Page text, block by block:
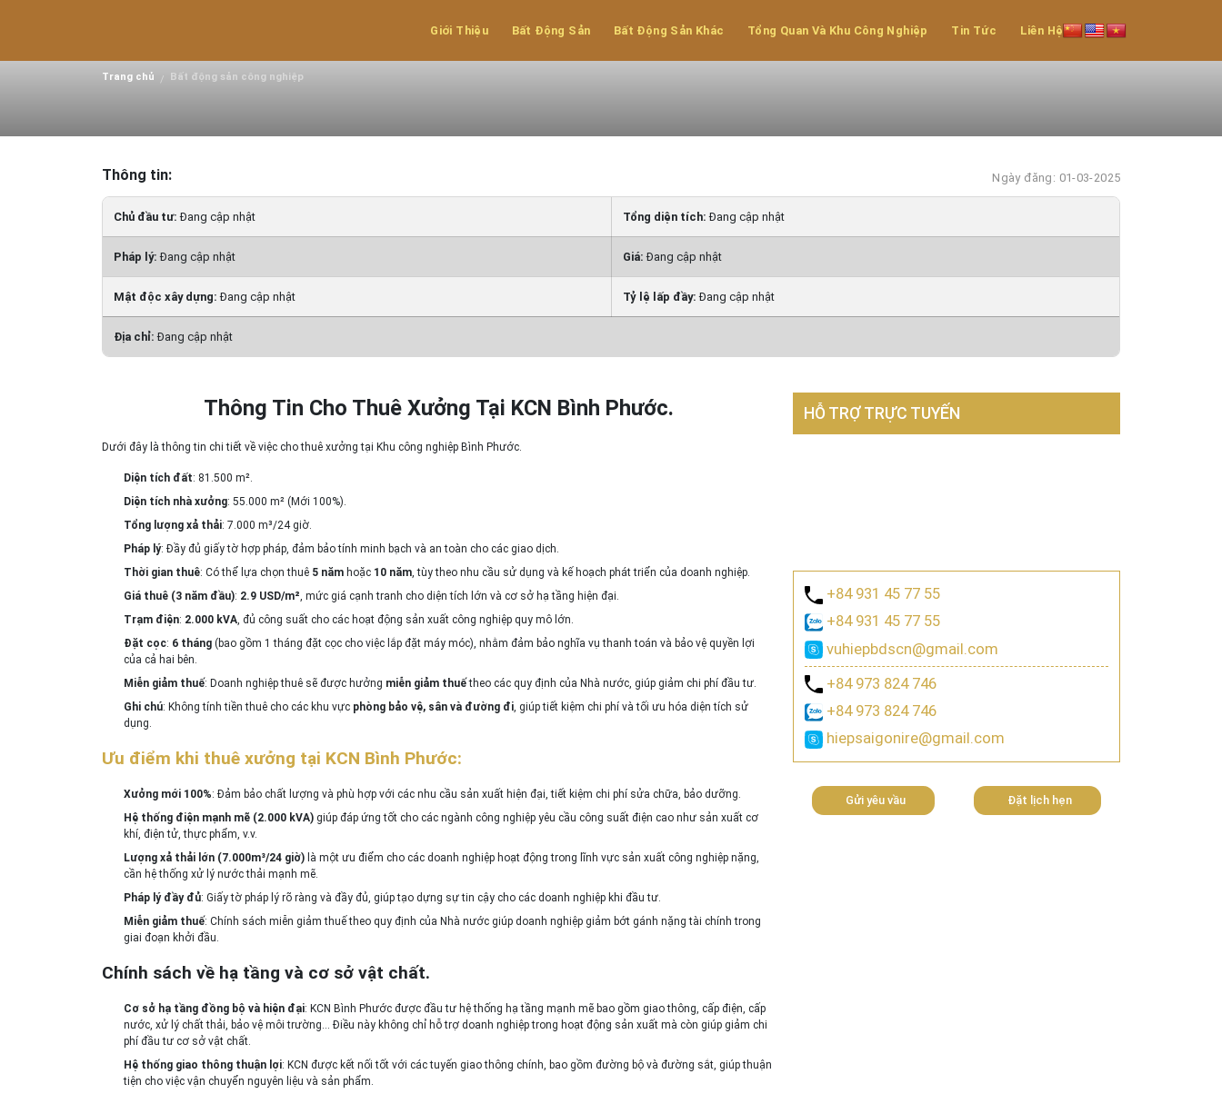
Giới Thiệu Bất Động Sản Bất Động Sản Khác Tổng Quan Và Khu Công Nghiệp Tin Tức Liên Hệ
Trang chủ / Bất động sản công nghiệp
Thông tin: Ngày đăng: 01-03-2025
Chủ đầu tư:Đang cập nhật Tổng diện tích:Đang cập nhật
Pháp lý:Đang cập nhật Giá:Đang cập nhật
Mật độc xây dựng:Đang cập nhật Tỷ lệ lấp đầy:Đang cập nhật
Địa chỉ:Đang cập nhật
Thông Tin Cho Thuê Xưởng Tại KCN Bình Phước.
Dưới đây là thông tin chi tiết về việc cho thuê xưởng tại Khu công nghiệp Bình Phước.
Diện tích đất: 81.500 m².
Diện tích nhà xưởng: 55.000 m² (Mới 100%).
Tổng lượng xả thải: 7.000 m³/24 giờ.
Pháp lý: Đầy đủ giấy tờ hợp pháp, đảm bảo tính minh bạch và an toàn cho các giao dịch.
Thời gian thuê: Có thể lựa chọn thuê 5 nămhoặc 10 năm, tùy theo nhu cầu sử dụng và kế hoạch phát triển của doanh nghiệp.
Giá thuê (3 năm đầu): 2.9 USD/m² , mức giá cạnh tranh cho diện tích lớn và cơ sở hạ tầng hiện đại.
Trạm điện: 2.000 kVA, đủ công suất cho các hoạt động sản xuất công nghiệp quy mô lớn.
Đặt cọc: 6 tháng(bao gồm 1 tháng đặt cọc cho việc lắp đặt máy móc), nhằm đảm bảo nghĩa vụ thanh toán và bảo vệ quyền lợi
của cả hai bên.
Miễn giảm thuế: Doanh nghiệp thuê sẽ được hưởng miễn giảm thuếtheo các quy định của Nhà nước, giúp giảm chi phí đầu tư.
Ghi chú: Không tính tiền thuê cho các khu vực phòng bảo vệ, sân và đường đi, giúp tiết kiệm chi phí và tối ưu hóa diện tích sử
dụng.
Ưu điểm khi thuê xưởng tại KCN Bình Phước:
Xưởng mới 100%: Đảm bảo chất lượng và phù hợp với các nhu cầu sản xuất hiện đại, tiết kiệm chi phí sửa chữa, bảo dưỡng.
Hệ thống điện mạnh mẽ (2.000 kVA)giúp đáp ứng tốt cho các ngành công nghiệp yêu cầu công suất điện cao như sản xuất cơ
khí, điện tử, thực phẩm, v.v.
Lượng xả thải lớn (7.000m³/24 giờ)là một ưu điểm cho các doanh nghiệp hoạt động trong lĩnh vực sản xuất công nghiệp nặng,
cần hệ thống xử lý nước thải mạnh mẽ.
Pháp lý đầy đủ: Giấy tờ pháp lý rõ ràng và đầy đủ, giúp tạo dựng sự tin cậy cho các doanh nghiệp khi đầu tư.
Miễn giảm thuế: Chính sách miễn giảm thuế theo quy định của Nhà nước giúp doanh nghiệp giảm bớt gánh nặng tài chính trong
giai đoạn khởi đầu.
Chính sách về hạ tầng và cơ sở vật chất.
Cơ sở hạ tầng đồng bộ và hiện đại: KCN Bình Phước được đầu tư hệ thống hạ tầng mạnh mẽ bao gồm giao thông, cấp điện, cấp
nước, xử lý chất thải, bảo vệ môi trường… Điều này không chỉ hỗ trợ doanh nghiệp trong hoạt động sản xuất mà còn giúp giảm chi
phí đầu tư cơ sở vật chất.
Hệ thống giao thông thuận lợi: KCN được kết nối tốt với các tuyến giao thông chính, bao gồm đường bộ và đường sắt, giúp thuận
tiện cho việc vận chuyển nguyên liệu và sản phẩm.
HỖ TRỢ TRỰC TUYẾN
+84 931 45 77 55
+84 931 45 77 55
vuhiepbdscn@gmail.com
+84 973 824 746
+84 973 824 746
hiepsaigonire@gmail.com
Gửi yêu vầu Đặt lịch hẹn